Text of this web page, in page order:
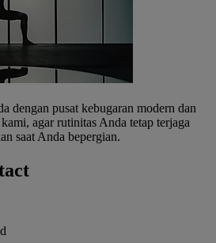
dengan pusat kebugaran modern dan
agar rutinitas Anda tetap terjaga
saat Anda bepergian.